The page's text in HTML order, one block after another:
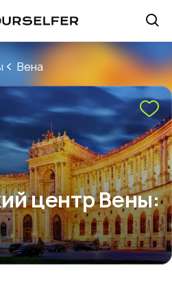
Вена
центр Вены: